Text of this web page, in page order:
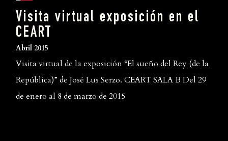
Visita virtual exposición en el
CEART
Abril 2015
Visita virtual de la exposición “El sueño del Rey (de la
República)” de José Lus Serzo. CEART SALA B Del 29
de enero al 8 de marzo de 2015